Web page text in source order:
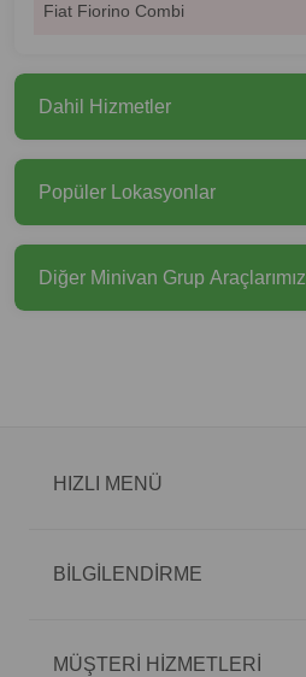
Fiat Fiorino Combi
Dahil Hizmetler
Popüler Lokasyonlar
Diğer Minivan Grup Araçlarımız
HIZLI MENÜ
BİLGİLENDİRME
MÜŞTERİ HİZMETLERİ